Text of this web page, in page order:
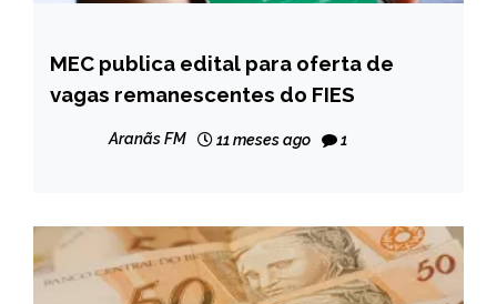
BRASIL
NOTÍCIAS
MEC publica edital para oferta de
vagas remanescentes do FIES
Aranãs FM 11 meses ago 1